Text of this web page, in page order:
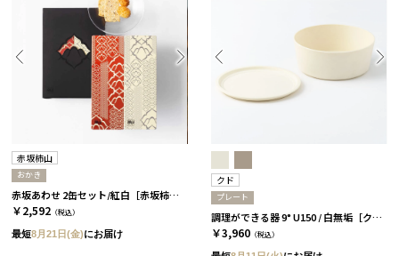
赤坂柿山
おかき
赤坂あわせ 2缶セット/紅白［赤坂柿山］
￥2,592 （税込）
最短8月21日(金)にお届け
クド
プレート
調理ができる器 9° U150 / 白無垢［クド］
￥3,960 （税込）